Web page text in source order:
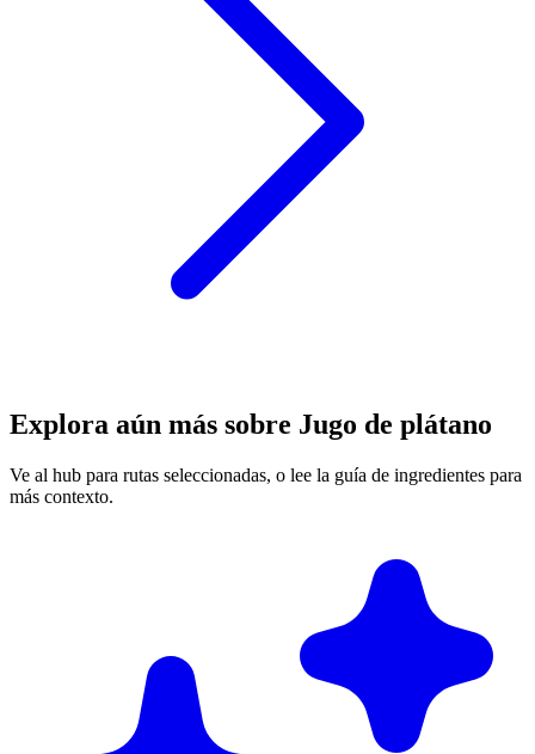
Explora aún más sobre Jugo de plátano
Ve al hub para rutas seleccionadas, o lee la guía de ingredientes para
más contexto.